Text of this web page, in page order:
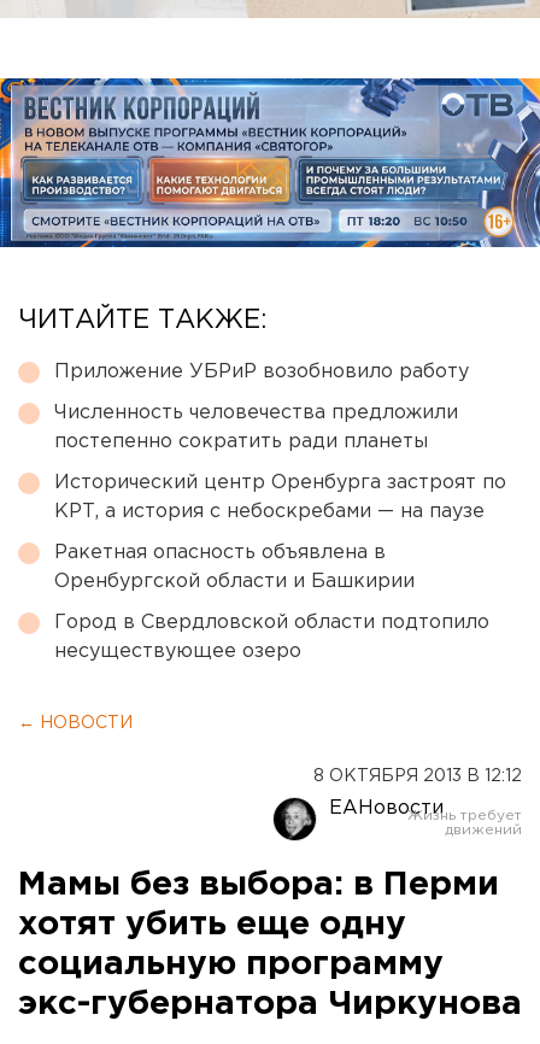
ЧИТАЙТЕ ТАКЖЕ:
Приложение УБРиР возобновило работу
Численность человечества предложили
постепенно сократить ради планеты
Исторический центр Оренбурга застроят по
КРТ, а история с небоскребами — на паузе
Ракетная опасность объявлена в
Оренбургской области и Башкирии
Город в Свердловской области подтопило
несуществующее озеро
← НОВОСТИ
8 ОКТЯБРЯ 2013 В 12:12
ЕАНовости
Мамы без выбора: в Перми
хотят убить еще одну
социальную программу
экс-губернатора Чиркунова